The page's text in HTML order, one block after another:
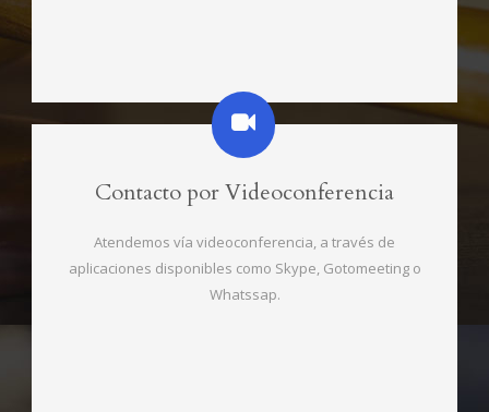
Contacto por Videoconferencia
Atendemos vía videoconferencia, a través de
aplicaciones disponibles como Skype, Gotomeeting o
Whatssap.